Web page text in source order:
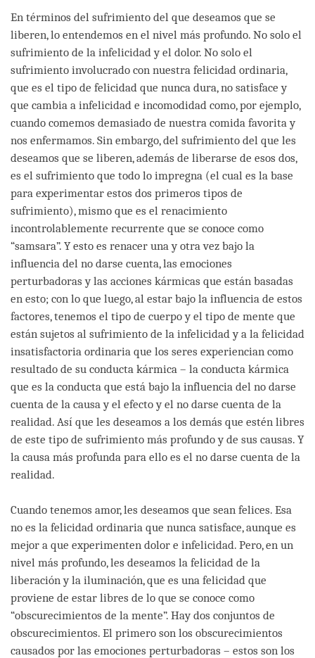
En términos del sufrimiento del que deseamos que se
liberen, lo entendemos en el nivel más profundo. No solo el
sufrimiento de la infelicidad y el dolor. No solo el
sufrimiento involucrado con nuestra felicidad ordinaria,
que es el tipo de felicidad que nunca dura, no satisface y
que cambia a infelicidad e incomodidad como, por ejemplo,
cuando comemos demasiado de nuestra comida favorita y
nos enfermamos. Sin embargo, del sufrimiento del que les
deseamos que se liberen, además de liberarse de esos dos,
es el sufrimiento que todo lo impregna (el cual es la base
para experimentar estos dos primeros tipos de
sufrimiento), mismo que es el renacimiento
incontrolablemente recurrente que se conoce como
“samsara”. Y esto es renacer una y otra vez bajo la
influencia del no darse cuenta, las emociones
perturbadoras y las acciones kármicas que están basadas
en esto; con lo que luego, al estar bajo la influencia de estos
factores, tenemos el tipo de cuerpo y el tipo de mente que
están sujetos al sufrimiento de la infelicidad y a la felicidad
insatisfactoria ordinaria que los seres experiencian como
resultado de su conducta kármica – la conducta kármica
que es la conducta que está bajo la influencia del no darse
cuenta de la causa y el efecto y el no darse cuenta de la
realidad. Así que les deseamos a los demás que estén libres
de este tipo de sufrimiento más profundo y de sus causas. Y
la causa más profunda para ello es el no darse cuenta de la
realidad.
Cuando tenemos amor, les deseamos que sean felices. Esa
no es la felicidad ordinaria que nunca satisface, aunque es
mejor a que experimenten dolor e infelicidad. Pero, en un
nivel más profundo, les deseamos la felicidad de la
liberación y la iluminación, que es una felicidad que
proviene de estar libres de lo que se conoce como
“obscurecimientos de la mente”. Hay dos conjuntos de
obscurecimientos. El primero son los obscurecimientos
causados por las emociones perturbadoras – estos son los